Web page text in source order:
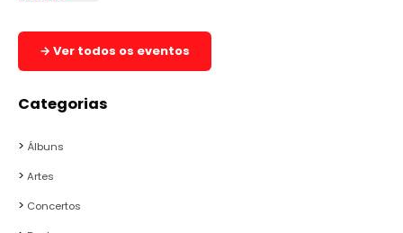
→ Ver todos os eventos
Categorias
Álbuns
Artes
Concertos